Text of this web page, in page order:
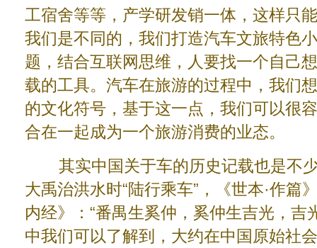
工宿舍等等，产学研发销一体，这样只
我们是不同的，我们打造汽车文旅特色
题，结合互联网思维，人要找一个自己
载的工具。汽车在旅游的过程中，我们
的文化符号，基于这一点，我们可以很
合在一起成为一个旅游消费的业态。
其实中国关于车的历史记载也是不少
大禹治洪水时“陆行乘车”，《世本·作篇
内经》：“番禺生奚仲，奚仲生吉光，吉
中我们可以了解到，大约在中国原始社